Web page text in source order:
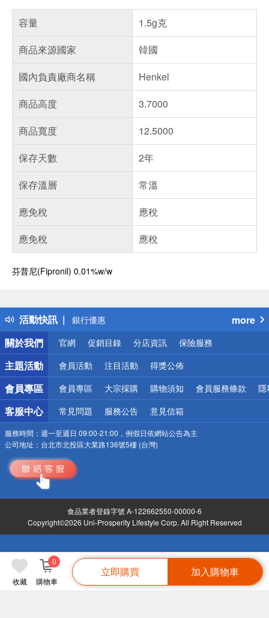
收藏 購物車
0
立即購買 加入購物車
容量
1.5g克
商品來源國家
韓國
國內負責廠商名稱
Henkel
商品高度
3.7000
商品寬度
12.5000
保存天數
2年
保存溫層
常溫
應免稅
應稅
應免稅
應稅
芬普尼(Fipronil) 0.01%w/w
活動快訊
偏遠地區配送
熱門話題
銀行優惠
偏遠地區配送
詐騙網頁！請小心！
more
關於我們
官網 促銷目錄 分店資訊 保險服務
主題活動 會員活動 注目活動 得獎公佈
會員專區 會員專區 大宗採購 購物須知 會員服務條款 隱
客服中心 常見問題 服務公告 意見信箱
服務時間： 週一至週日 09:00-21:00，例假日依網站公告為主
公司地址： 台北市北投區大業路136號5樓 (台灣)
食品業者登錄字號 A-122662550-00000-6
Copyright©2026 Uni-Prosperity Lifestyle Corp. All Right Reserved